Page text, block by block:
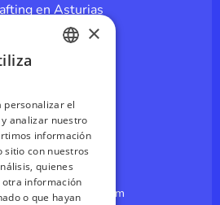
en Asturias
en cuevas
Splatmaster
en Asturias
×
personalizar el
analizar nuestro
información
sitio con nuestros
quienes
información
o que hayan